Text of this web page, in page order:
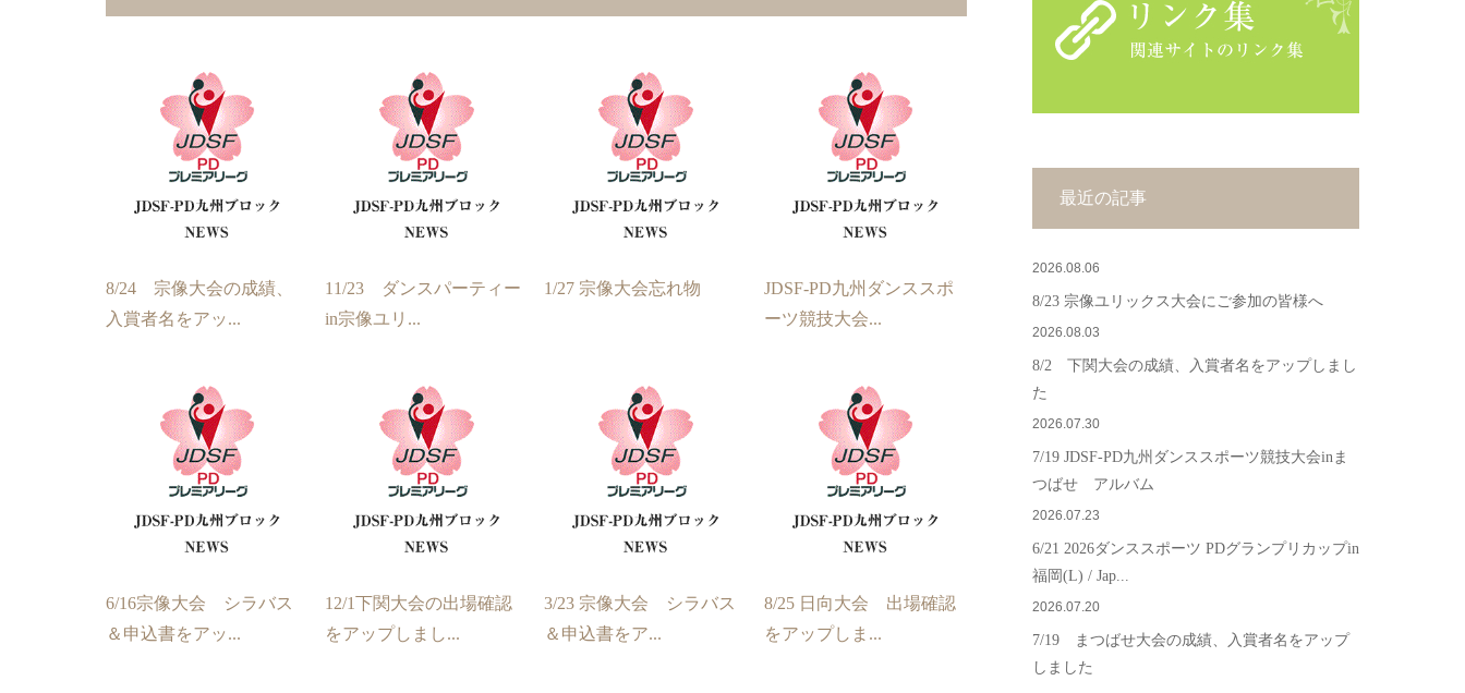
8/24 宗像大会の成績、
入賞者名をアッ...
11/23 ダンスパーティー
in宗像ユリ...
1/27 宗像大会忘れ物
JDSF-PD九州ダンススポ
ーツ競技大会...
6/16宗像大会 シラバス
＆申込書をアッ...
12/1下関大会の出場確認
をアップしまし...
3/23 宗像大会 シラバス
＆申込書をア...
8/25 日向大会 出場確認
をアップしま...
最近の記事
2026.08.06
8/23 宗像ユリックス大会にご参加の皆様へ
2026.08.03
8/2 下関大会の成績、入賞者名をアップしまし
た
2026.07.30
7/19 JDSF-PD九州ダンススポーツ競技大会inま
つばせ アルバム
2026.07.23
6/21 2026ダンススポーツ PDグランプリカップin
福岡(L) / Jap...
2026.07.20
7/19 まつばせ大会の成績、入賞者名をアップ
しました